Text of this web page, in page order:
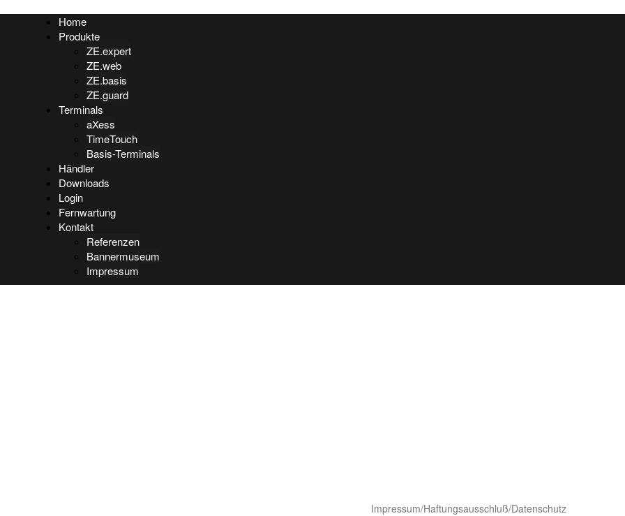
Home
Produkte
ZE.expert
ZE.web
ZE.basis
ZE.guard
Terminals
aXess
TimeTouch
Basis-Terminals
Händler
Downloads
Login
Fernwartung
Kontakt
Referenzen
Bannermuseum
Impressum
Impressum/Haftungsausschluß/Datenschutz